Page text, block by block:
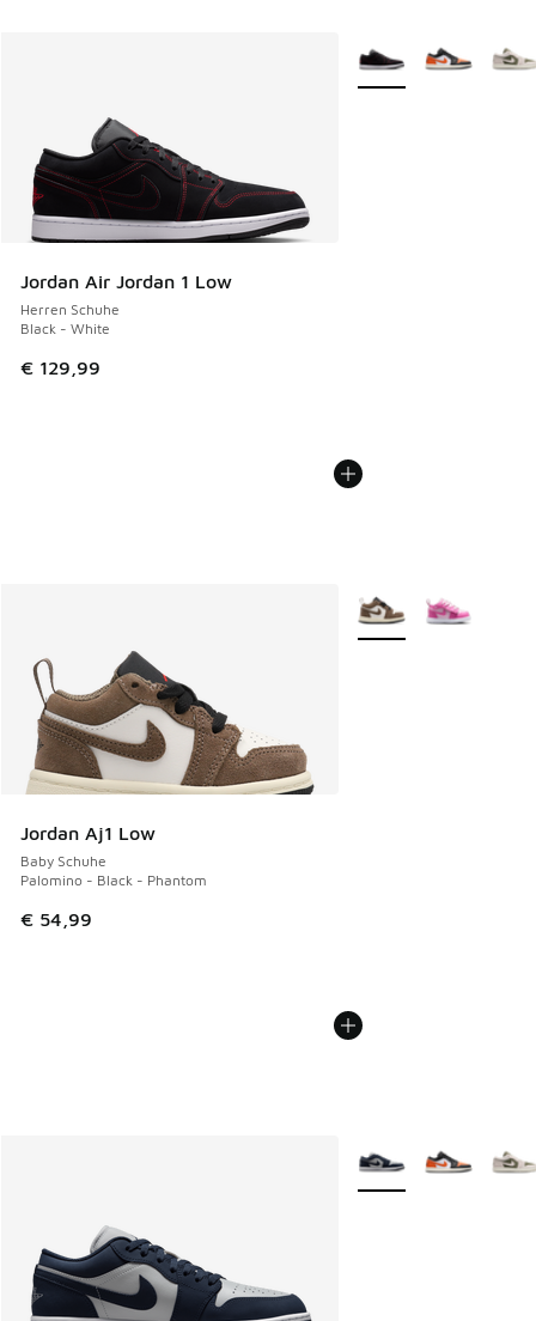
Jordan Air Jordan 1 Low
Herren Schuhe
Black - White
€ 129,99
Weitere Farben
Jordan Aj1 Low
Baby Schuhe
Palomino - Black - Phantom
€ 54,99
Weitere Farben
Weitere Farben